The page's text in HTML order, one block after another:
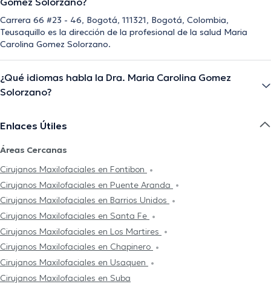
Carrera 66 #23 - 46, Bogotá, 111321, Bogotá, Colombia,
Teusaquillo es la dirección de la profesional de la salud Maria
Carolina Gomez Solorzano.
¿Qué idiomas habla la Dra. Maria Carolina Gomez
Solorzano?
Enlaces Útiles
Áreas Cercanas
Cirujanos Maxilofaciales en Fontibon
Cirujanos Maxilofaciales en Puente Aranda
Cirujanos Maxilofaciales en Barrios Unidos
Cirujanos Maxilofaciales en Santa Fe
Cirujanos Maxilofaciales en Los Martires
Cirujanos Maxilofaciales en Chapinero
Cirujanos Maxilofaciales en Usaquen
Cirujanos Maxilofaciales en Suba